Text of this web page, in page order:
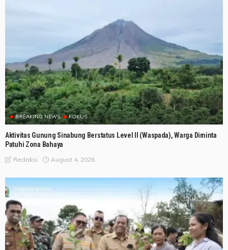
BREAKING NEWS FOKUS
Aktivitas Gunung Sinabung Berstatus Level II (Waspada), Warga Diminta
Patuhi Zona Bahaya
Redaksi August 4, 2026